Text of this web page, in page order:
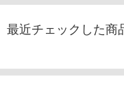
最近チェックした商